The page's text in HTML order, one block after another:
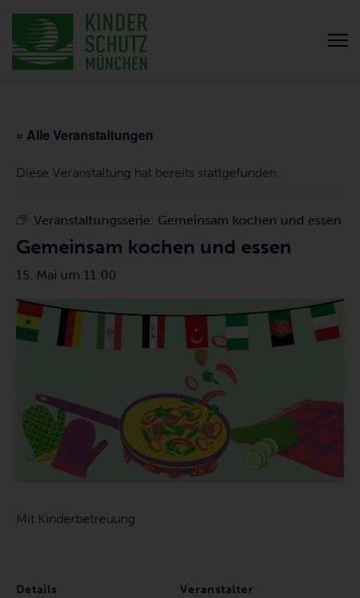
« Alle Veranstaltungen
Diese Veranstaltung hat bereits stattgefunden.
Veranstaltungsserie: Gemeinsam kochen und essen
Gemeinsam kochen und essen
15. Mai um 11:00
Mit Kinderbetreuung
Details
Veranstalter